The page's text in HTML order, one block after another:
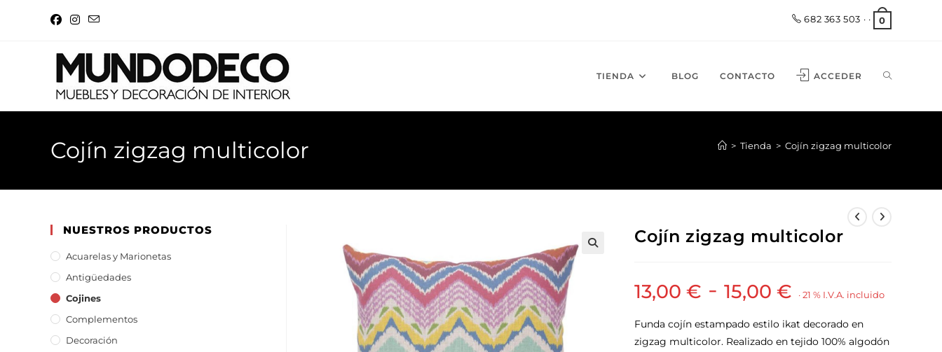
682 363 503 · · 0
TIENDA BLOG CONTACTO ACCEDER
Cojín zigzag multicolor > Tienda > Cojín zigzag multicolor
Cojín zigzag multicolor
13,00€ - 15,00€ · 21 % I.V.A. incluido
Funda cojín estampado estilo ikat decorado en
zigzag multicolor. Realizado en tejido 100% algodón
NUESTROS PRODUCTOS
Acuarelas y Marionetas
Antigüedades
Cojines
Complementos
Decoración